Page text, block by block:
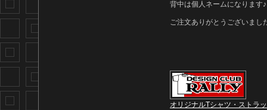
背中は個人ネームになります♪
ご注文ありがとうございまし
オリジナルTシャツ・ストラ